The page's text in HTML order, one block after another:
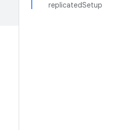
replicatedSetup